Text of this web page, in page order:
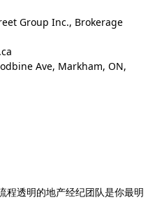
Group Inc., Brokerage
Ave, Markham, ON,
程透明的地产经纪团队是你最明